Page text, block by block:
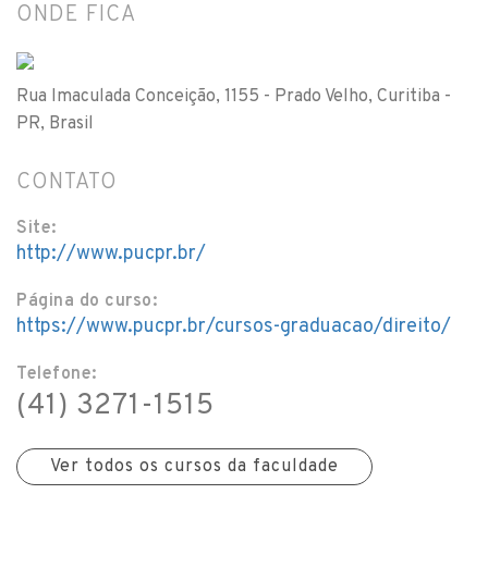
ONDE FICA
Rua Imaculada Conceição, 1155 - Prado Velho, Curitiba -
PR, Brasil
CONTATO
Site:
http://www.pucpr.br/
Página do curso:
https://www.pucpr.br/cursos-graduacao/direito/
Telefone:
(41) 3271-1515
Ver todos os cursos da faculdade